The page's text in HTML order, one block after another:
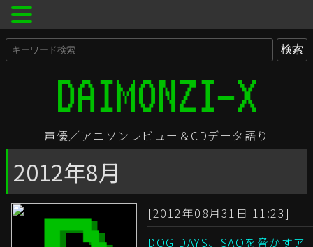
声優／アニソンレビュー＆CDデータ語り
2012年8月
[2012年08月31日 11:23]
DOG DAYS、SAOを脅かすア